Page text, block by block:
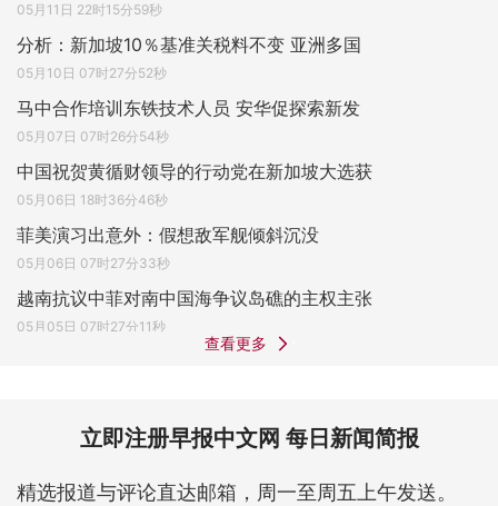
05月11日 22时15分59秒
分析：新加坡10％基准关税料不变 亚洲多国
05月10日 07时27分52秒
马中合作培训东铁技术人员 安华促探索新发
05月07日 07时26分54秒
中国祝贺黄循财领导的行动党在新加坡大选获
05月06日 18时36分46秒
菲美演习出意外：假想敌军舰倾斜沉没
05月06日 07时27分33秒
越南抗议中菲对南中国海争议岛礁的主权主张
05月05日 07时27分11秒
查看更多
立即注册早报中文网 每日新闻简报
精选报道与评论直达邮箱，周一至周五上午发送。